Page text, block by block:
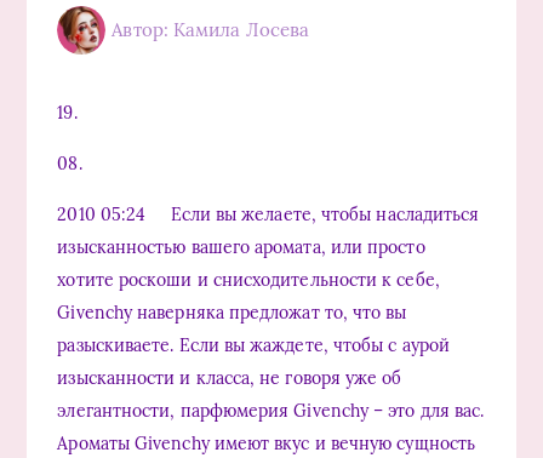
Автор: Камила Лосева
19.
08.
2010 05:24 Если вы желаете, чтобы насладиться
изысканностью вашего аромата, или просто
хотите роскоши и снисходительности к себе,
Givenchy наверняка предложат то, что вы
разыскиваете. Если вы жаждете, чтобы с аурой
изысканности и класса, не говоря уже об
элегантности, парфюмерия Givenchy – это для вас.
Ароматы Givenchy имеют вкус и вечную сущность